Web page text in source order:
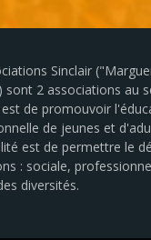
Sinclair
sont 2 associations au
de promouvoir
de jeunes et
est de permettre le
: sociale,
diversités.